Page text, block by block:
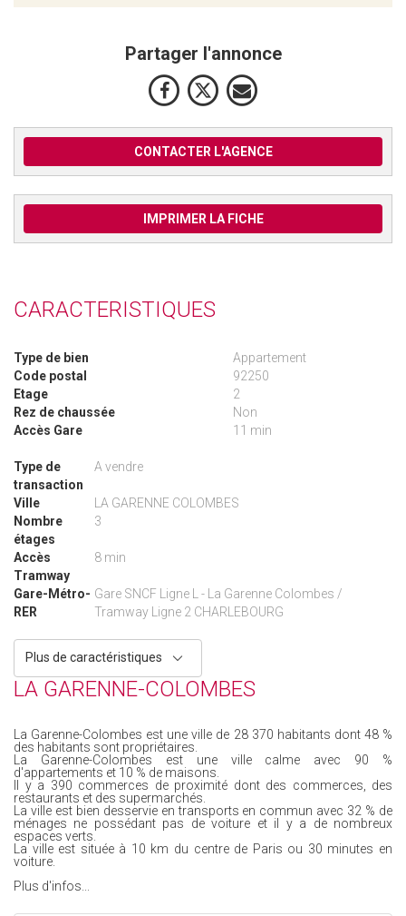
Partager l'annonce
CONTACTER L'AGENCE
IMPRIMER LA FICHE
CARACTERISTIQUES
Type de bien
Appartement
Code postal
92250
Etage
2
Rez de chaussée
Non
Accès Gare
11 min
Type de
transaction
A vendre
Ville
LA GARENNE COLOMBES
Nombre
étages
3
Accès
Tramway
8 min
Gare-Métro-
RER
Gare SNCF Ligne L - La Garenne Colombes /
Tramway Ligne 2 CHARLEBOURG
Plus de caractéristiques
LA GARENNE-COLOMBES
La Garenne-Colombes est une ville de 28 370 habitants dont 48 %
des habitants sont propriétaires.
La Garenne-Colombes est une ville calme avec 90 %
d'appartements et 10 % de maisons.
Il y a 390 commerces de proximité dont des commerces, des
restaurants et des supermarchés.
La ville est bien desservie en transports en commun avec 32 % de
ménages ne possédant pas de voiture et il y a de nombreux
espaces verts.
La ville est située à 10 km du centre de Paris ou 30 minutes en
voiture.
Plus d'infos...